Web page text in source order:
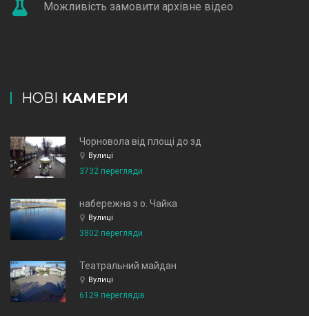
Можливість замовити архівне відео
НОВІ КАМЕРИ
Чорновола від площі до зд
Вулиці
3732 перегляди
набережна з о. Чайка
Вулиці
3802 перегляди
Театральний майдан
Вулиці
6129 переглядів